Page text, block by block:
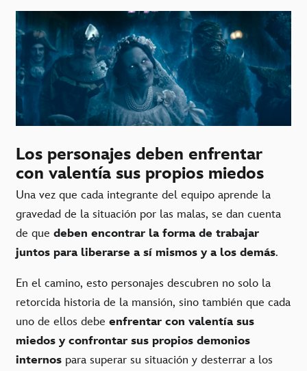
Los personajes deben enfrentar
con valentía sus propios miedos
Una vez que cada integrante del equipo aprende la
gravedad de la situación por las malas, se dan cuenta
de que deben encontrar la forma de trabajar
juntos para liberarse a sí mismos y a los demás.
En el camino, esto personajes descubren no solo la
retorcida historia de la mansión, sino también que cada
uno de ellos debe enfrentar con valentía sus
miedos y confrontar sus propios demonios
internos para superar su situación y desterrar a los